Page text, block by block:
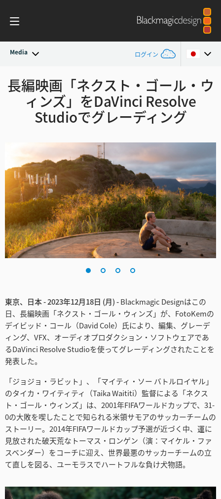
Media ログイン
最新ニュース
ニュースアーカイブ
Argentina
Australia
Canada
China
Denmark
Finland
France
Hong Kong SAR, China
India
Italy
Korea
Mexico
Malaysia
Netherlands
Norway
長編映画「ネクスト・ゴール・ウ
ィンズ」をDaVinci Resolve
Studioでグレーディング
東京、日本 - 2023年12月18日 (月) -Blackmagic Designはこの
日、長編映画「ネクスト・ゴール・ウィンズ」が、FotoKemの
デイビッド・コール（David Cole）氏により、編集、グレーデ
ィング、VFX、オーディオプロダクション・ソフトウェアであ
るDaVinci Resolve Studioを使ってグレーディングされたことを
発表した。
「ジョジョ・ラビット」、「マイティ・ソー バトルロイヤル」
のタイカ・ワイティティ（Taika Waititi）監督による「ネクス
ト・ゴール・ウィンズ」は、2001年FIFAワールドカップで、31-
0の大敗を喫したことで知られる米領サモアのサッカーチームの
ストーリー。2014年FIFAワールドカップ予選が近づく中、運に
見放された破天荒なトーマス・ロンゲン（演：マイケル・ファ
スベンダー）をコーチに迎え、世界最悪のサッカーチームの立
て直しを図る、ユーモラスでハートフルな負け犬物語。